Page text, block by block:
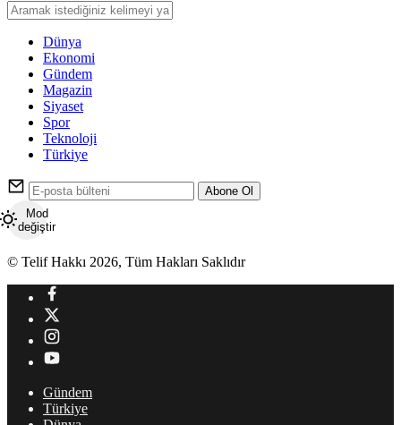
Dünya
Ekonomi
Gündem
Magazin
Siyaset
Spor
Teknoloji
Türkiye
Abone Ol
Mod
değiştir
© Telif Hakkı 2026, Tüm Hakları Saklıdır
Gündem
Türkiye